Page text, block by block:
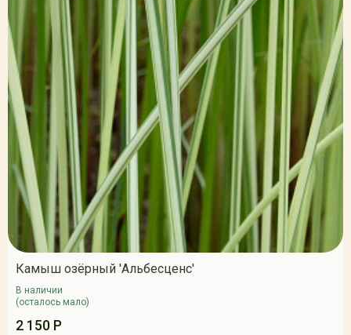
Камыш озёрный 'Альбесценс'
В наличии
(осталось мало)
2 150 Р